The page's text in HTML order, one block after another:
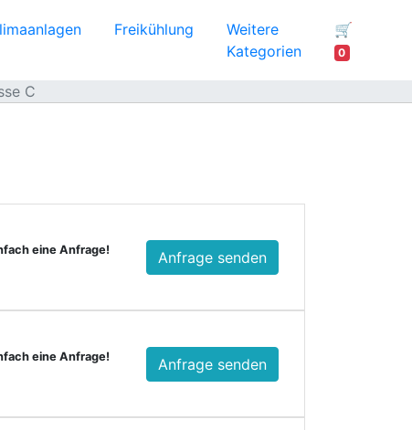
Freikühlung
Weitere
Kategorien
🛒
0
C
eine Anfrage!
Anfrage senden
eine Anfrage!
Anfrage senden